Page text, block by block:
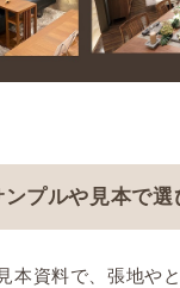
プルや見本で選
本資料で、張地や